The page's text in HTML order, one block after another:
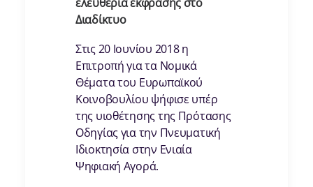
ελευθερία έκφρασης στο
Διαδίκτυο
Στις 20 Ιουνίου 2018 η
Επιτροπή για τα Νομικά
Θέματα του Ευρωπαϊκού
Κοινοβουλίου ψήφισε υπέρ
της υιοθέτησης της Πρότασης
Οδηγίας για την Πνευματική
Ιδιοκτησία στην Ενιαία
Ψηφιακή Αγορά.